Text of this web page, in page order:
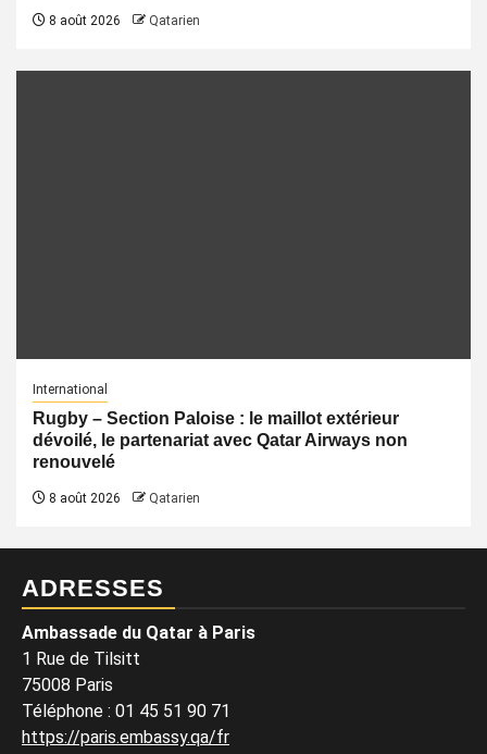
8 août 2026 Qatarien
International
Rugby – Section Paloise : le maillot extérieur
dévoilé, le partenariat avec Qatar Airways non
renouvelé
8 août 2026 Qatarien
ADRESSES
Ambassade du Qatar à Paris
1 Rue de Tilsitt
75008 Paris
Téléphone : 01 45 51 90 71
https://paris.embassy.qa/fr